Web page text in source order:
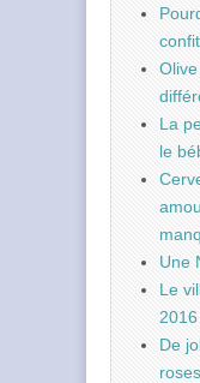
La
le
Une
Le
De